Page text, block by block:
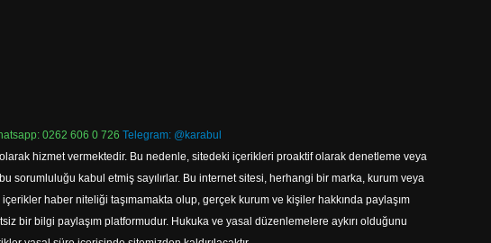
0262 606 0 726 Telegram: @karabul
hizmet vermektedir. Bu nedenle, sitedeki içerikleri proaktif olarak denetleme veya
sorumluluğu kabul etmiş sayılırlar. Bu internet sitesi, herhangi bir marka, kurum veya
haber niteliği taşımamakta olup, gerçek kurum ve kişiler hakkında paylaşım
bir bilgi paylaşım platformudur. Hukuka ve yasal düzenlemelere aykırı olduğunu